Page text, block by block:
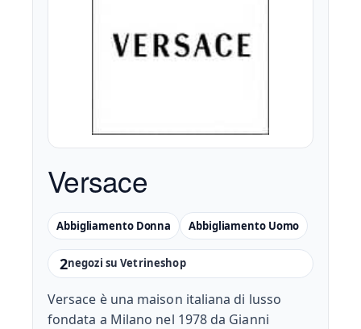
Versace
2negozi su Vetrineshop
Abbigliamento Donna Abbigliamento Uomo
Versace è una maison italiana di lusso
fondata a Milano nel 1978 da Gianni